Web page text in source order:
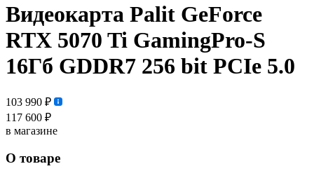
Видеокарта Palit GeForce
RTX 5070 Ti GamingPro-S
16Гб GDDR7 256 bit PCIe 5.0
103 990 ₽
117 600 ₽
в магазине
О товаре